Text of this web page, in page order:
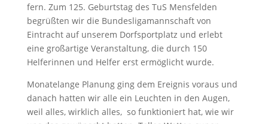
fern. Zum 125. Geburtstag des TuS Mensfelden
begrüßten wir die Bundesligamannschaft von
Eintracht auf unserem Dorfsportplatz und erlebt
eine großartige Veranstaltung, die durch 150
Helferinnen und Helfer erst ermöglicht wurde.
Monatelange Planung ging dem Ereignis voraus und
danach hatten wir alle ein Leuchten in den Augen,
weil alles, wirklich alles, so funktioniert hat, wie wir